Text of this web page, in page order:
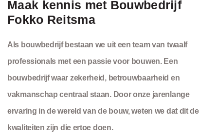
Maak kennis met Bouwbedrijf
Fokko Reitsma
Als bouwbedrijf bestaan we uit een team van twaalf
professionals met een passie voor bouwen. Een
bouwbedrijf waar zekerheid, betrouwbaarheid en
vakmanschap centraal staan. Door onze jarenlange
ervaring in de wereld van de bouw, weten we dat dit de
kwaliteiten zijn die ertoe doen.